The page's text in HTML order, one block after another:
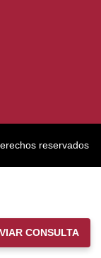
reservados
CONSULTA